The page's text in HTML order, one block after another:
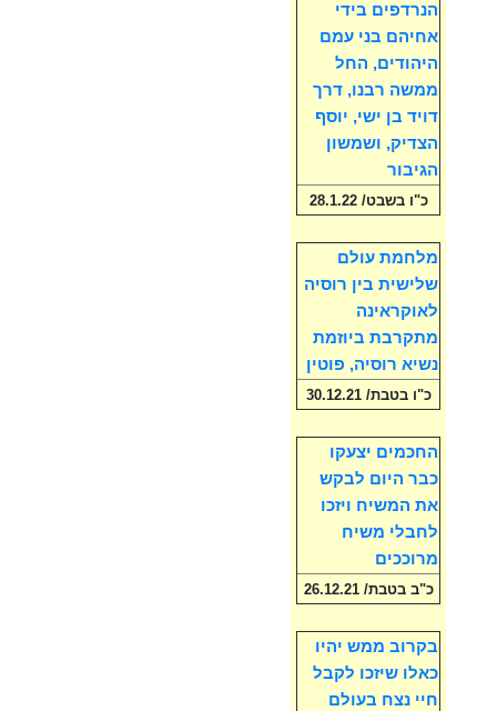
הנרדפים בידי
אחיהם בני עמם
היהודים, החל
ממשה רבנו, דרך
דויד בן ישי, יוסף
הצדיק, ושמשון
הגיבור
כ"ו בשבט/ 28.1.22
מלחמת עולם
שלישית בין רוסיה
לאוקראינה
מתקרבת ביוזמת
נשיא רוסיה, פוטין
כ"ו בטבת/ 30.12.21
החכמים יצעקו
כבר היום לבקש
את המשיח ויזכו
לחבלי משיח
מרוככים
כ"ב בטבת/ 26.12.21
בקרוב ממש יהיו
כאלו שיזכו לקבל
חיי נצח בעולם